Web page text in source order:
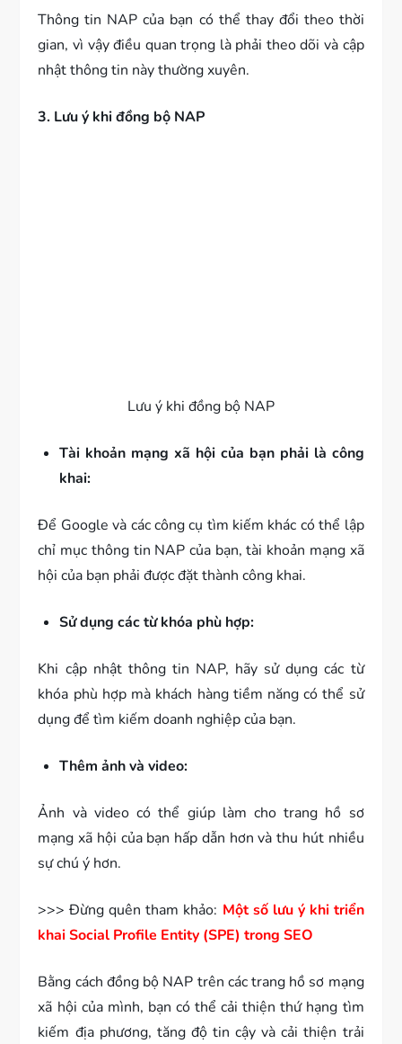
Thông tin NAP của bạn có thể thay đổi theo thời
gian, vì vậy điều quan trọng là phải theo dõi và cập
nhật thông tin này thường xuyên.
3. Lưu ý khi đồng bộ NAP
Lưu ý khi đồng bộ NAP
Tài khoản mạng xã hội của bạn phải là công
khai:
Để Google và các công cụ tìm kiếm khác có thể lập
chỉ mục thông tin NAP của bạn, tài khoản mạng xã
hội của bạn phải được đặt thành công khai.
Sử dụng các từ khóa phù hợp:
Khi cập nhật thông tin NAP, hãy sử dụng các từ
khóa phù hợp mà khách hàng tiềm năng có thể sử
dụng để tìm kiếm doanh nghiệp của bạn.
Thêm ảnh và video:
Ảnh và video có thể giúp làm cho trang hồ sơ
mạng xã hội của bạn hấp dẫn hơn và thu hút nhiều
sự chú ý hơn.
>>> Đừng quên tham khảo: Một số lưu ý khi triển
khai Social Profile Entity (SPE) trong SEO
Bằng cách đồng bộ NAP trên các trang hồ sơ mạng
xã hội của mình, bạn có thể cải thiện thứ hạng tìm
kiếm địa phương, tăng độ tin cậy và cải thiện trải